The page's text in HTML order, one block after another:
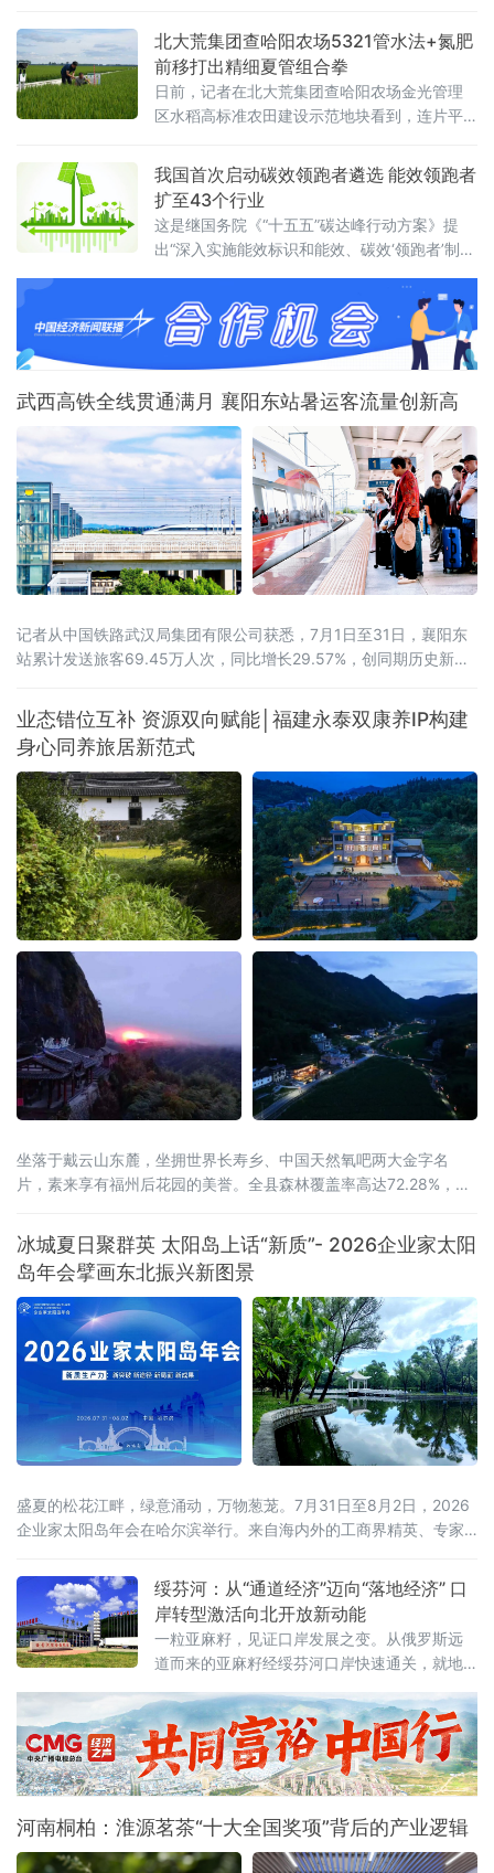
示，上半年国内生产总值达69.6万亿元，同比增长4.7%。从增量
看，上半年GDP较去年同期增长3.6万亿元，为近五年
北大荒集团查哈阳农场5321管水法+氮肥
前移打出精细夏管组合拳
日前，记者在北大荒集团查哈阳农场金光管理
区水稻高标准农田建设示范地块看到，连片平
健壮。管理区工作人员正穿梭于田间，按照拔
节孕穗期“5321”管水法要求，开展控水作业。
我国首次启动碳效领跑者遴选 能效领跑者
扩至43个行业
这是继国务院《“十五五”碳达峰行动方案》提
出“深入实施能效标识和能效、碳效‘领跑者’制
武西高铁全线贯通满月 襄阳东站暑运客流量创新高
记者从中国铁路武汉局集团有限公司获悉，7月1日至31日，襄阳东
站累计发送旅客69.45万人次，同比增长29.57%，创同期历史新
日，西安至十堰高速铁路开通运营，武西高铁实现全线贯通，襄阳
至西安最快旅行时间压缩至1小时41分。据统计，7月份，襄阳东站
前往山西、陕西方向的旅
业态错位互补 资源双向赋能│福建永泰双康养IP构建
身心同养旅居新范式
坐落于戴云山东麓，坐拥世界长寿乡、中国天然氧吧两大金字名
片，素来享有福州后花园的美誉。全县森林覆盖率高达72.28%，连
沛，孕育出独有的山地小气候，冬无严寒、夏无酷暑，夏季昼夜温
差分明，空气温润通透，是静养元气、调理身心的天然福地，为当
地发展高端康养旅居产业，构筑了其他区域难以复刻的生态底层
冰城夏日聚群英 太阳岛上话“新质”- 2026企业家太阳
岛年会擘画东北振兴新图景
盛夏的松花江畔，绿意涌动，万物葱茏。7月31日至8月2日，2026
企业家太阳岛年会在哈尔滨举行。来自海内外的工商界精英、专家
打磨，企业家太阳岛年会已成长为新华社社级标志性论坛，形成“南
有博鳌，北有太阳岛”的全国产业对话IP。本届年会以“新质生产力：
新突破 新途径 新局面 新成果”为核心主题，锚定哈尔滨“三城三
绥芬河：从“通道经济”迈向“落地经济” 口
岸转型激活向北开放新动能
一粒亚麻籽，见证口岸发展之变。从俄罗斯远
道而来的亚麻籽经绥芬河口岸快速通关，就地
后，是百年口岸绥芬河奋力摆脱传统“通道经
济”，聚力发展落地加工，生动展现百年口岸
由“通道经济”向“落地经济”稳步转型的生动实
践。
河南桐柏：淮源茗茶“十大全国奖项”背后的产业逻辑